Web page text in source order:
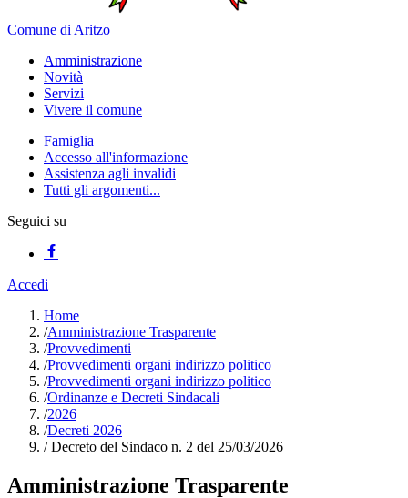
Comune di Aritzo
Amministrazione
Novità
Servizi
Vivere il comune
Famiglia
Accesso all'informazione
Assistenza agli invalidi
Tutti gli argomenti...
Seguici su
Accedi
Home
/Amministrazione Trasparente
/Provvedimenti
/Provvedimenti organi indirizzo politico
/Provvedimenti organi indirizzo politico
/Ordinanze e Decreti Sindacali
/2026
/Decreti 2026
/Decreto del Sindaco n. 2 del 25/03/2026
Amministrazione Trasparente